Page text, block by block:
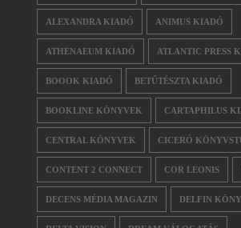
ALEXANDRA KIADÓ ANIMUS KIADÓ
ATHENAEUM KIADÓ ATLANTIC PRESS
BOOOK KIADÓ BETŰTÉSZTA KIADÓ
BOOKLINE KÖNYVEK CARTAPHILUS
CENTRAL KÖNYVEK CICERÓ
CONTENT 2 CONNECT COR LEONIS
DECENS MÉDIA MAGAZIN DELFIN